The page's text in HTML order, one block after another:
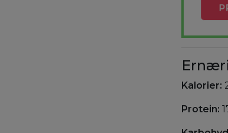
Kalorier:
Protein: